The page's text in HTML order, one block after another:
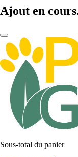
Ajout en
Sous-total du panier